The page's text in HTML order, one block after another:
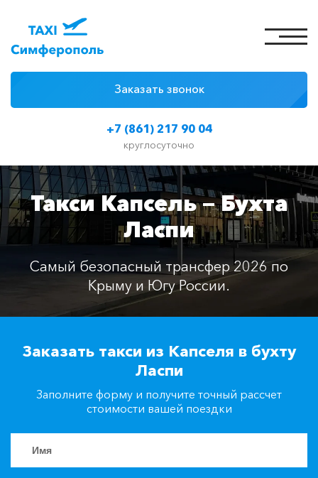
+7 (861) 217 90 04
круглосуточно
Заказать звонок
Цены на такси
Классы автомобилей
Отзывы
Контакты
Заказать такси
Такси Капсель — Бухта
Ласпи
Самый безопасный трансфер 2026 по
Крыму и Югу России.
Заказать такси из Капселя в бухту
Ласпи
Заполните форму и получите точный рассчет
стоимости вашей поездки